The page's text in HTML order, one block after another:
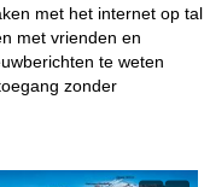
met het internet op tal
met vrienden en
te weten
zonder